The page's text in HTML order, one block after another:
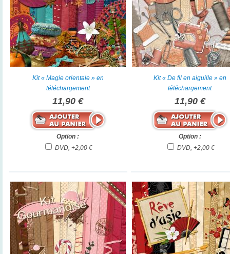
Kit « Magie orientale » en
téléchargement
11,90 €
Option :
DVD, +2,00 €
Kit « De fil en aiguille » en
téléchargement
11,90 €
Option :
DVD, +2,00 €